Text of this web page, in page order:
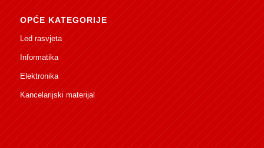
OPĆE KATEGORIJE
Led rasvjeta
Informatika
Elektronika
Kancelarijski materijal